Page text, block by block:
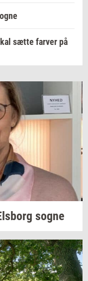
sætte farver på
sogne